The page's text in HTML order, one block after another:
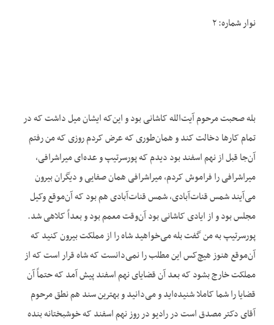
نوار شماره: ۲
بله صحبت مرحوم آیت‌الله کاشانی بود و این‌که ایشان میل داشت که در
تمام کارها دخالت کند و همان‌طوری که عرض کردم روزی که من رفتم
آن‌جا قبل از نهم اسفند بود دیدم که پورسرتیپ و عده‌ای میراشرافی،
میراشرافی را فراموش کردم، میراشرافی همان صفایی و دیگران بیرون
می‌آیند شمس قنات‌آبادی، شمس قنات‌آبادی هم بود که آن‌موقع وکیل
مجلس بود و از ایادی کاشانی بود آن‌وقت معمم بود و بعداً کلاهی شد.
پورسرتیپ به من گفت بله می‌خواهید شاه را از مملکت بیرون کنید که
آن‌موقع هنوز هیچ‌کس این مطلب را نمی‌دانست که شاه قرار است که از
مملکت خارج بشود که بعد آن قضایای نهم اسفند پیش آمد که حتماً آن
قضایا را شما کاملا شنیده‌اید و می‌دانید و بهترین سند هم نطق مرحوم
آقای دکتر مصدق است در رادیو در روز نهم اسفند که خوشبختانه بنده